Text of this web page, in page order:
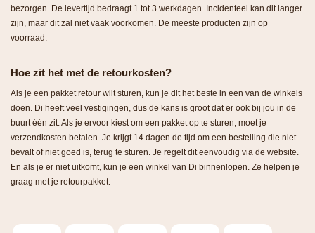
bezorgen. De levertijd bedraagt 1 tot 3 werkdagen. Incidenteel kan dit langer
zijn, maar dit zal niet vaak voorkomen. De meeste producten zijn op
voorraad.
Hoe zit het met de retourkosten?
Als je een pakket retour wilt sturen, kun je dit het beste in een van de winkels
doen. Di heeft veel vestigingen, dus de kans is groot dat er ook bij jou in de
buurt één zit. Als je ervoor kiest om een pakket op te sturen, moet je
verzendkosten betalen. Je krijgt 14 dagen de tijd om een bestelling die niet
bevalt of niet goed is, terug te sturen. Je regelt dit eenvoudig via de website.
En als je er niet uitkomt, kun je een winkel van Di binnenlopen. Ze helpen je
graag met je retourpakket.